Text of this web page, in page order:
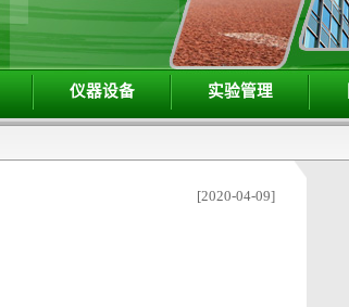
仪器设备 实验管理
[2020-04-09]